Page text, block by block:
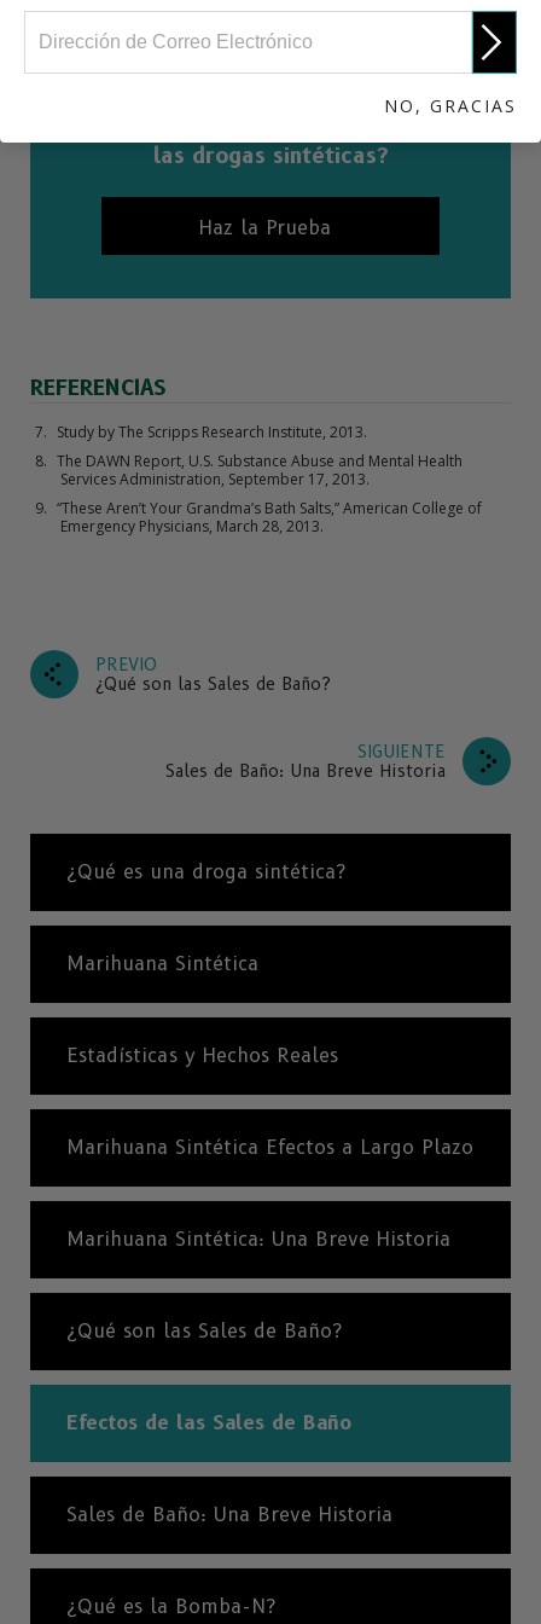
¿Cuánto sabes realmente acerca de
las drogas sintéticas?
Haz la Prueba
REFERENCIAS
Study by The Scripps Research Institute, 2013.
The DAWN Report, U.S. Substance Abuse and Mental Health
Services Administration, September 17, 2013.
“These Aren’t Your Grandma’s Bath Salts,” American College of
Emergency Physicians, March 28, 2013.
PREVIO
¿Qué son las Sales de Baño?
SIGUIENTE
Sales de Baño: Una Breve Historia
¿Qué es una droga sintética?
Marihuana Sintética
Estadísticas y Hechos Reales
Marihuana Sintética Efectos a Largo Plazo
Marihuana Sintética: Una Breve Historia
¿Qué son las Sales de Baño?
Efectos de las Sales de Baño
Sales de Baño: Una Breve Historia
¿Qué es la Bomba-N?
NO, GRACIAS